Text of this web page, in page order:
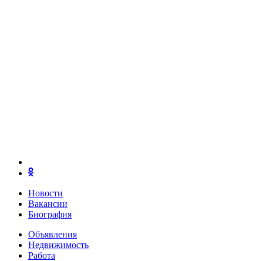
Новости
Вакансии
Биография
Объявления
Недвижимость
Работа